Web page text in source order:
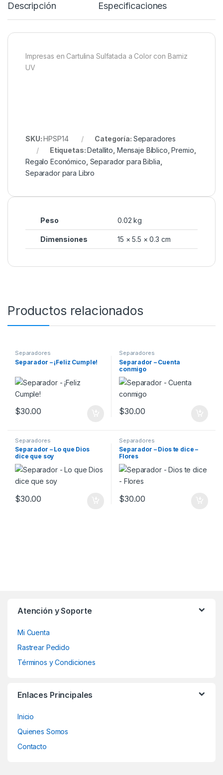
Descripción Especificaciones
Impresas en Cartulina Sulfatada a Color con Barniz
UV
SKU:HPSP14 Categoría: Separadores
Etiquetas:Detallito Mensaje Bíblico ,Premio
Regalo Económico Separador para Biblia
Separador para Libro
Peso 0.02 kg
Dimensiones 15 × 5.5 × 0.3 cm
Productos relacionados
Separadores
Separador – ¡Feliz Cumple!
$30.00
Separadores
Separador – Cuenta
conmigo
$30.00
Separadores
Separador – Lo que Dios
dice que soy
$30.00
Separadores
Separador – Dios te dice –
Flores
$30.00
Atención y Soporte
Mi Cuenta
Rastrear Pedido
Términos y Condiciones
Enlaces Principales
Inicio
Quienes Somos
Contacto